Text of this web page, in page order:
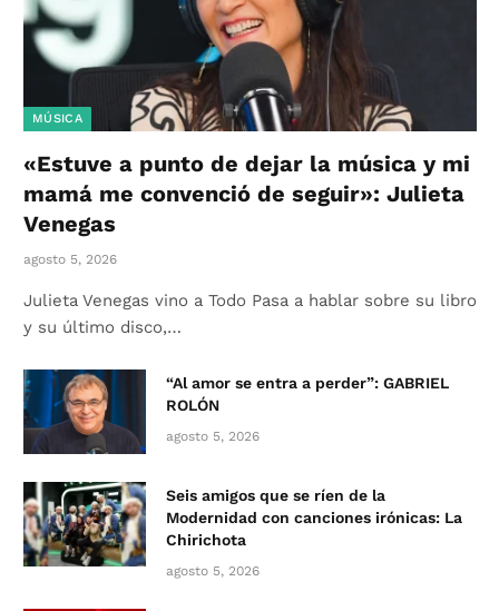
MÚSICA
«Estuve a punto de dejar la música y mi
mamá me convenció de seguir»: Julieta
Venegas
agosto 5, 2026
Julieta Venegas vino a Todo Pasa a hablar sobre su libro
y su último disco,…
“Al amor se entra a perder”: GABRIEL
ROLÓN
agosto 5, 2026
Seis amigos que se ríen de la
Modernidad con canciones irónicas: La
Chirichota
agosto 5, 2026